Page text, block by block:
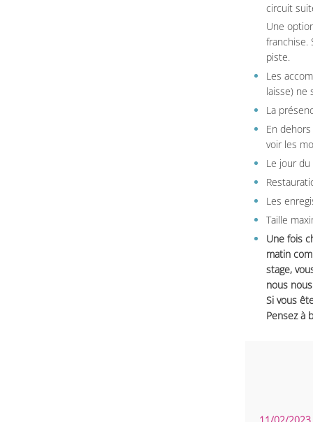
circuit
Une
franchise.
piste.
Les
laisse) ne
La
En
voir les
Le jour
Les
Taille
Une fois
matin
stage,
nous
Si vous
Pensez à
11/02/